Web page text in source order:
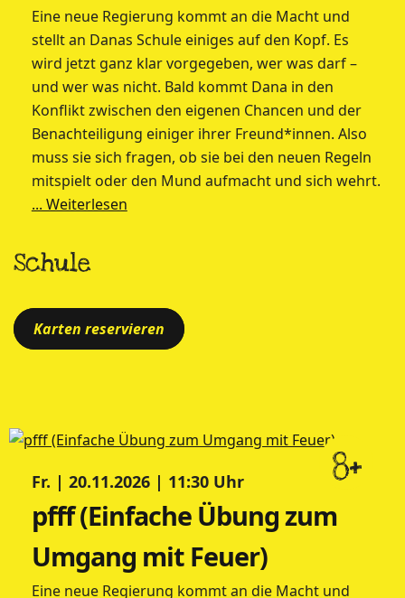
Eine neue Regierung kommt an die Macht und
stellt an Danas Schule einiges auf den Kopf. Es
wird jetzt ganz klar vorgegeben, wer was darf –
und wer was nicht. Bald kommt Dana in den
Konflikt zwischen den eigenen Chancen und der
Benachteiligung einiger ihrer Freund*innen. Also
muss sie sich fragen, ob sie bei den neuen Regeln
mitspielt oder den Mund aufmacht und sich wehrt.
... Weiterlesen
Schule
Karten reservieren
8+
Fr. | 20.11.2026 | 11:30 Uhr
pfff (Einfache Übung zum
Umgang mit Feuer)
Eine neue Regierung kommt an die Macht und